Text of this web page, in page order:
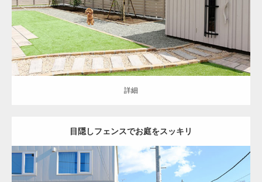
詳細
詳細
目隠しフェンスでお庭をスッキリ